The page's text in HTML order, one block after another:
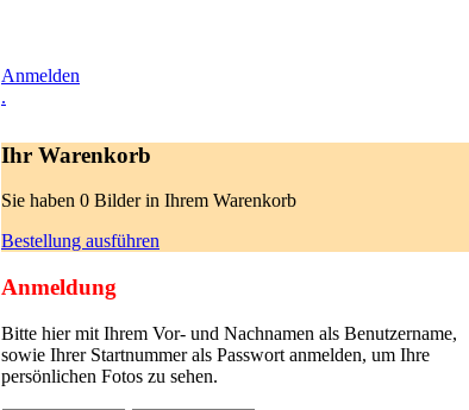
Anmelden
.
Ihr Warenkorb
Sie haben 0 Bilder in Ihrem Warenkorb
Bestellung ausführen
Anmeldung
Bitte hier mit Ihrem Vor- und Nachnamen als Benutzername,
sowie Ihrer Startnummer als Passwort anmelden, um Ihre
persönlichen Fotos zu sehen.